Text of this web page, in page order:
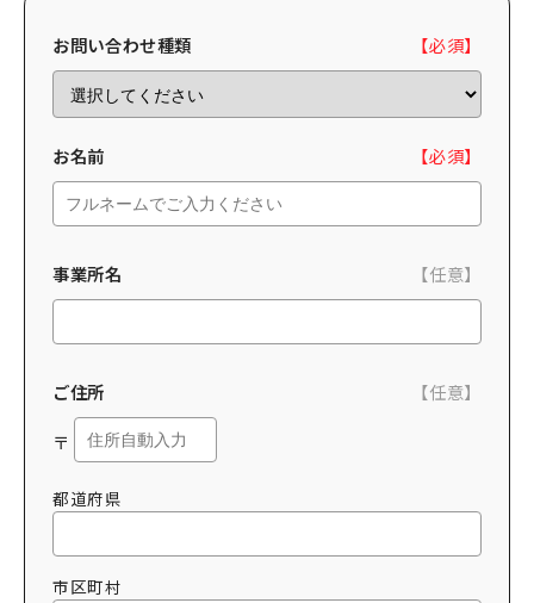
滑川とホタルイカ
なめりかわ"達人"名鑑
デジタルパンフレット
アクセス
会員入会案内
滑川市観光協会について
サイトマップ
お問い合わせ種類 【必須】
お名前 【必須】
事業所名 【任意】
ご住所
【任意】
〒
都道府県
市区町村